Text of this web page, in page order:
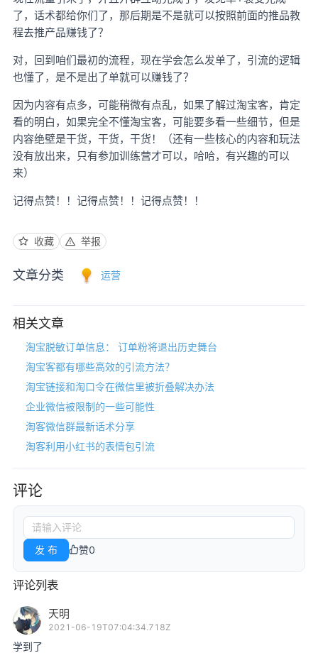
了，话术都给你们了，那后期是不是就可以按照前面的推品教
程去推产品赚钱了？
对，回到咱们最初的流程，现在学会怎么发单了，引流的逻辑
也懂了，是不是出了单就可以赚钱了？
因为内容有点多，可能稍微有点乱，如果了解过淘宝客，肯定
看的明白，如果完全不懂淘宝客，可能要多看一些细节，但是
内容绝壁是干货，干货，干货！（还有一些核心的内容和玩法
没有放出来，只有参加训练营才可以，哈哈，有兴趣的可以
来）
记得点赞！！记得点赞！！记得点赞！！
收藏 举报
文章分类 运营
相关文章
淘宝脱敏订单信息： 订单粉将退出历史舞台
淘宝客都有哪些高效的引流方法？
淘宝链接和淘口令在微信里被折叠解决办法
企业微信被限制的一些可能性
淘客微信群最新话术分享
淘客利用小红书的表情包引流
评论
发 布 赞0
评论列表
天明
2021-06-19T07:04:34.718Z
学到了